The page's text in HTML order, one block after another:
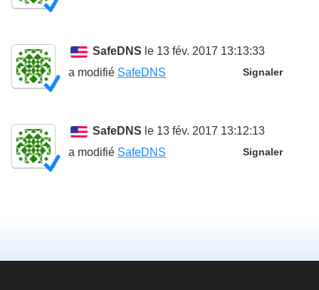
SafeDNS le 13 fév. 2017 13:13:33
Signaler
a modifié SafeDNS
SafeDNS le 13 fév. 2017 13:12:13
Signaler
a modifié SafeDNS